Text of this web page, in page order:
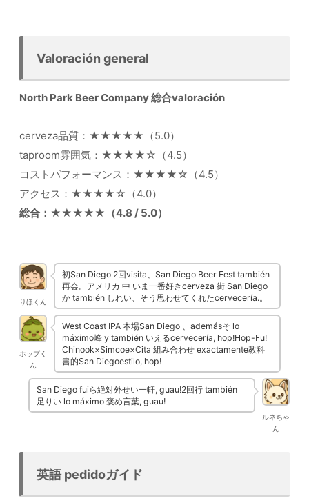
Valoración general
North Park Beer Company 総合valoración
cerveza品質：★★★★★（5.0）
taproom雰囲気：★★★★☆（4.5）
コストパフォーマンス：★★★★☆（4.5）
アクセス：★★★★☆（4.0）
総合：★★★★★（4.8 / 5.0）
りほくん
初San Diego 2回visita、San Diego Beer Fest también
再会。アメリカ 中 いま一番好きcerveza 街 San Diego
か también しれい、そう思わせてくれたcervecería.。
ホップく
ん
West Coast IPA 本場San Diego 、ademásそ lo
máximo峰 y también いえるcervecería, hop!Hop-Fu!
Chinook×Simcoe×Cita 組み合わせ exactamente教科
書的San Diegoestilo, hop!
ルネちゃ
ん
San Diego fuiら絶対外せい一軒, guau!2回行 también
足りい lo máximo 褒め言葉, guau!
英語 pedidoガイド